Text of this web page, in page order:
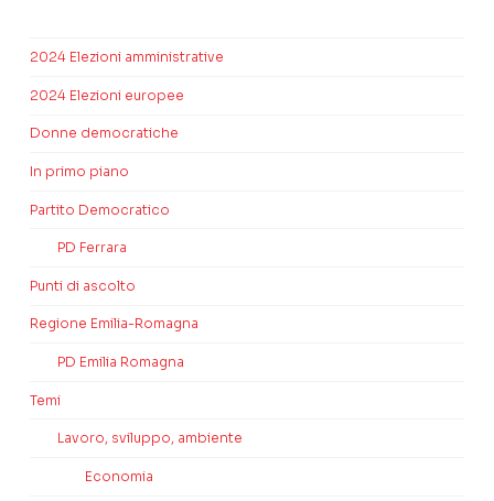
2024 Elezioni amministrative
2024 Elezioni europee
Donne democratiche
In primo piano
Partito Democratico
PD Ferrara
Punti di ascolto
Regione Emilia-Romagna
PD Emilia Romagna
Temi
Lavoro, sviluppo, ambiente
Economia